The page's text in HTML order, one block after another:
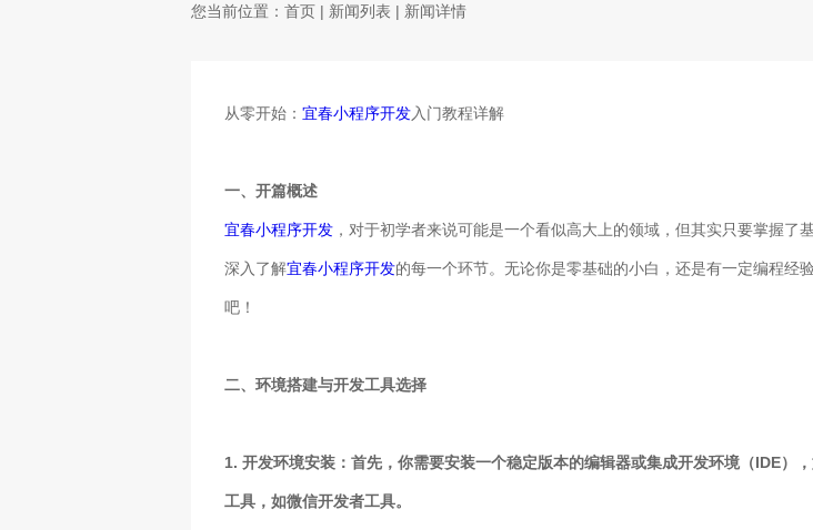
您当前位置： 首页 | 新闻列表 | 新闻详情
从零开始： 宜春小程序开发入门教程详解
一、开篇概述
宜春小程序开发 ，对于初学者来说可能是一个看似高大上的领域，但其实只要掌握
深入了解宜春小程序开发的每一个环节。无论你是零基础的小白，还是有一定编程经
吧！
二、环境搭建与开发工具选择
1. 开发环境安装：首先，你需要安装一个稳定版本的编辑器或集成开发环境（IDE
工具，如微信开发者工具。